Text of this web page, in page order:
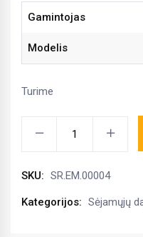
Gamintojas
Modelis
Turime
(
kairė)
SKU: SR.EM.00004
Kategorijos: Sėjamųjų